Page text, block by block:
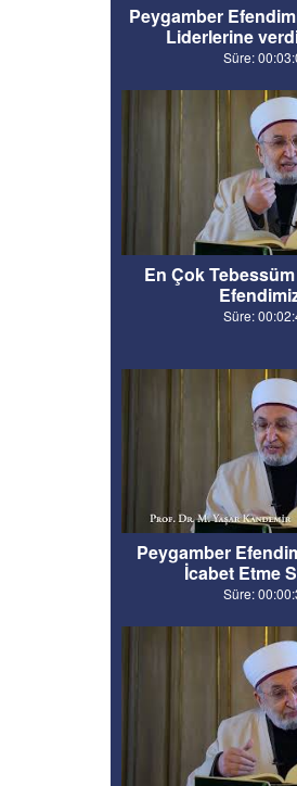
Peygamber
Liderlerine
Süre:
En Çok
Süre:
Peygamber
İcabet Etme
Süre: